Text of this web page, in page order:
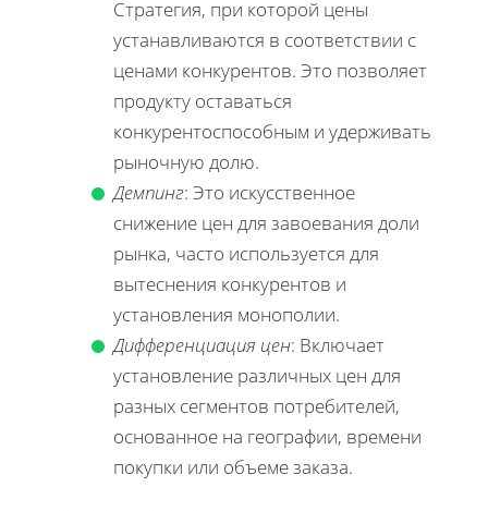
Стратегия, при которой цены
устанавливаются в соответствии с
ценами конкурентов. Это позволяет
продукту оставаться
конкурентоспособным и удерживать
рыночную долю.
Демпинг: Это искусственное
снижение цен для завоевания доли
рынка, часто используется для
вытеснения конкурентов и
установления монополии.
Дифференциация цен: Включает
установление различных цен для
разных сегментов потребителей,
основанное на географии, времени
покупки или объеме заказа.